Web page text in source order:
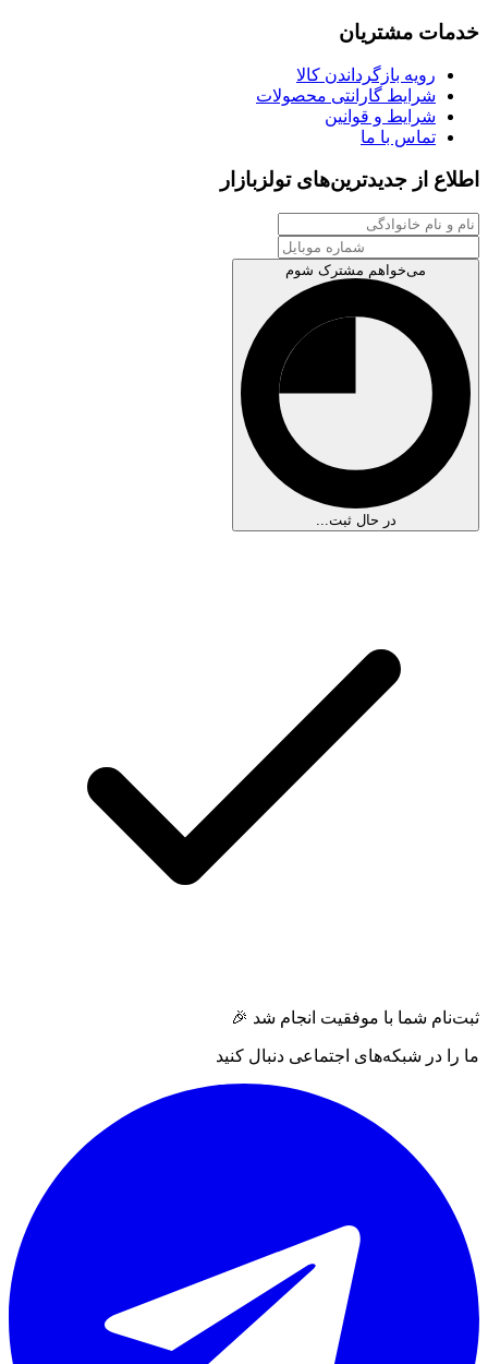
خدمات مشتریان
رویه بازگرداندن کالا
شرایط گارانتی محصولات
شرایط و قوانین
تماس با ما
اطلاع از جدیدترین‌های تولزبازار
می‌خواهم مشترک شوم
در حال ثبت...
ثبت‌نام شما با موفقیت انجام شد 🎉
ما را در شبکه‌های اجتماعی دنبال کنید